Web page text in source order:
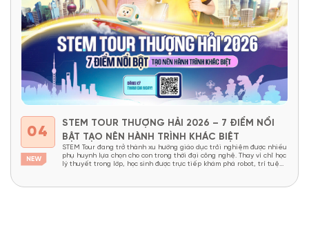
04
STEM TOUR THƯỢNG HẢI 2026 – 7 ĐIỂM NỔI
BẬT TẠO NÊN HÀNH TRÌNH KHÁC BIỆT
STEM Tour đang trở thành xu hướng giáo dục trải nghiệm được nhiều
phụ huynh lựa chọn cho con trong thời đại công nghệ. Thay vì chỉ học
lý thuyết trong lớp, học sinh được trực tiếp khám phá robot, trí tuệ